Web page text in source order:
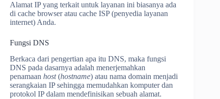
Alamat IP yang terkait untuk layanan ini biasanya ada
di cache browser atau cache ISP (penyedia layanan
internet) Anda.
Fungsi DNS
Berkaca dari pengertian apa itu DNS, maka fungsi
DNS pada dasarnya adalah menerjemahkan
penamaan host(hostname) atau nama domain menjadi
serangkaian IP sehingga memudahkan komputer dan
protokol IP dalam mendefinisikan sebuah alamat.